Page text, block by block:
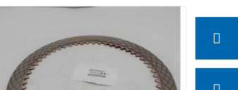
Lâmpada traseira SINOTRUK HOWO WG9925810001